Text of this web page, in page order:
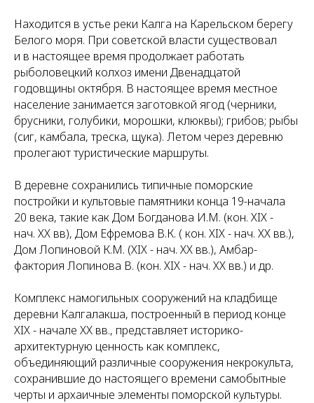
Находится в устье реки Калга на Карельском берегу
Белого моря. При советской власти существовал
и в настоящее время продолжает работать
рыболовецкий колхоз имени Двенадцатой
годовщины октября. В настоящее время местное
население занимается заготовкой ягод (черники,
брусники, голубики, морошки, клюквы); грибов; рыбы
(сиг, камбала, треска, щука). Летом через деревню
пролегают туристические маршруты.
В деревне сохранились типичные поморские
постройки и культовые памятники конца 19-начала
20 века, такие как Дом Богданова И.М. (кон. XIX -
нач. XX вв), Дом Ефремова В.К. ( кон. XIX - нач. XX вв.),
Дом Лопиновой К.М. (XIX - нач. XX вв.), Амбар-
фактория Лопинова В. (кон. XIX - нач. XX вв.) и др.
Комплекс намогильных сооружений на кладбище
деревни Калгалакша, построенный в период конце
XIX - начале ХХ вв., представляет историко-
архитектурную ценность как комплекс,
объединяющий различные сооружения некрокульта,
сохранившие до настоящего времени самобытные
черты и архаичные элементы поморской культуры.